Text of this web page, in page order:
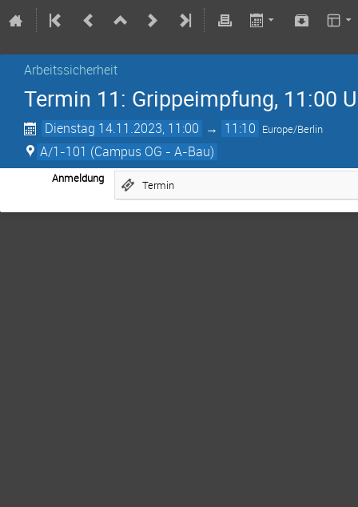
Arbeitssicherheit
Termin 11: Grippeimpfung, 11:00
Dienstag 14.11.2023, 11:00 → 11:10 Europe/Berlin
A/1-101 (Campus OG - A-Bau)
Anmeldung Termin